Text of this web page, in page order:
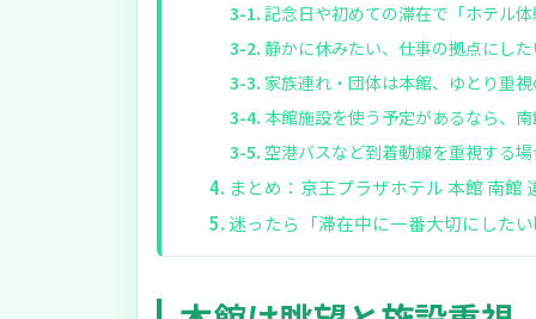
記念日や初めての滞在で「ホテル
静かに休みたい、仕事の拠点にし
家族連れ・団体は本館、ゆとり重
本館施設を使う予定があるなら、
空港バスなど到着動線を重視する
まとめ：京王プラザホテル 本館 南
迷ったら「滞在中に一番大切にした